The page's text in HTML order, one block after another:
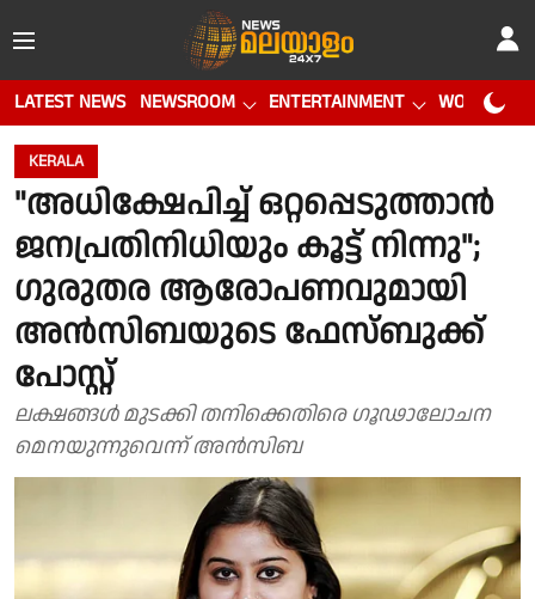
LATEST NEWS NEWSROOM ENTERTAINMENT WORLD CUP
KERALA
"അധിക്ഷേപിച്ച് ഒറ്റപ്പെടുത്താൻ
ജനപ്രതിനിധിയും കൂട്ട് നിന്നു";
ഗുരുതര ആരോപണവുമായി
അൻസിബയുടെ ഫേസ്ബുക്ക്
പോസ്റ്റ്
ലക്ഷങ്ങൾ മുടക്കി തനിക്കെതിരെ ഗൂഢാലോചന
മെനയുന്നുവെന്ന് അൻസിബ